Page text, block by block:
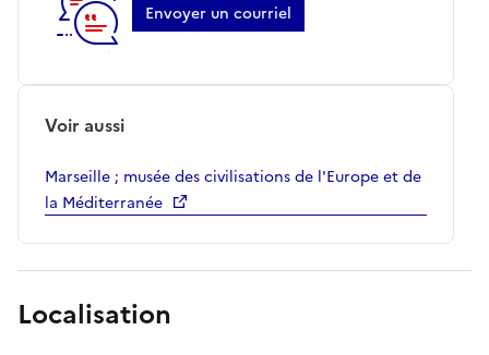
Envoyer un courriel
Voir aussi
Marseille ; musée des civilisations de l'Europe et de
la Méditerranée
Localisation